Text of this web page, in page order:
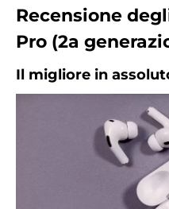
Recensione
Pro (2a
Il migliore in